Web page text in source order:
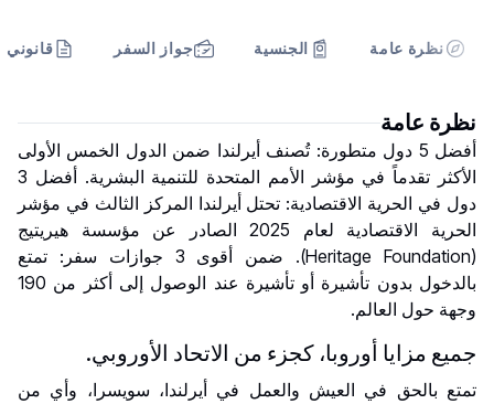
نظرة عامة الجنسية جواز السفر قانوني
نظرة عامة
أفضل 5 دول متطورة: تُصنف أيرلندا ضمن الدول الخمس الأولى
الأكثر تقدماً في مؤشر الأمم المتحدة للتنمية البشرية. أفضل 3
دول في الحرية الاقتصادية: تحتل أيرلندا المركز الثالث في مؤشر
الحرية الاقتصادية لعام 2025 الصادر عن مؤسسة هيريتيج
(Heritage Foundation). ضمن أقوى 3 جوازات سفر: تمتع
بالدخول بدون تأشيرة أو تأشيرة عند الوصول إلى أكثر من 190
وجهة حول العالم.
جميع مزايا أوروبا، كجزء من الاتحاد الأوروبي.
تمتع بالحق في العيش والعمل في أيرلندا، سويسرا، وأي من